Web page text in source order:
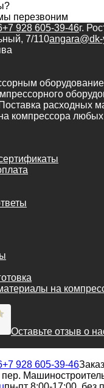
перезвоним
+7 928 605-39-46г.
7/110
расходных
компрессора
на
Оставьте отзыв о
+7 928 605-39-46
пер.